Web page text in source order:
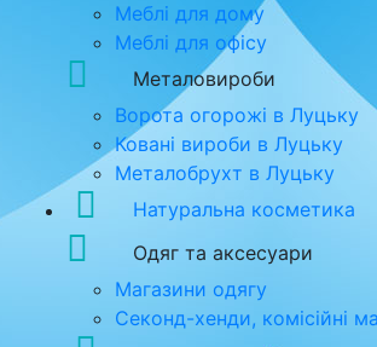
Меблі для дому
Меблі для офісу
Металовироби
Ворота огорожі в Луцьку
Ковані вироби в Луцьку
Металобрухт в Луцьку
Натуральна косметика
Одяг та аксесуари
Магазини одягу
Секонд-хенди, комісійні